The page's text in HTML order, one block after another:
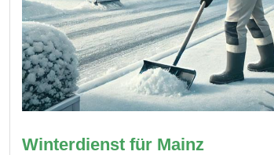
Winterdienst für Mainz